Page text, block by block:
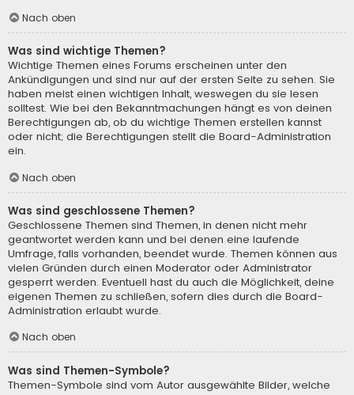
Nach oben
Was sind wichtige Themen?
Wichtige Themen eines Forums erscheinen unter den
Ankündigungen und sind nur auf der ersten Seite zu sehen. Sie
haben meist einen wichtigen Inhalt, weswegen du sie lesen
solltest. Wie bei den Bekanntmachungen hängt es von deinen
Berechtigungen ab, ob du wichtige Themen erstellen kannst
oder nicht; die Berechtigungen stellt die Board-Administration
ein.
Nach oben
Was sind geschlossene Themen?
Geschlossene Themen sind Themen, in denen nicht mehr
geantwortet werden kann und bei denen eine laufende
Umfrage, falls vorhanden, beendet wurde. Themen können aus
vielen Gründen durch einen Moderator oder Administrator
gesperrt werden. Eventuell hast du auch die Möglichkeit, deine
eigenen Themen zu schließen, sofern dies durch die Board-
Administration erlaubt wurde.
Nach oben
Was sind Themen-Symbole?
Themen-Symbole sind vom Autor ausgewählte Bilder, welche